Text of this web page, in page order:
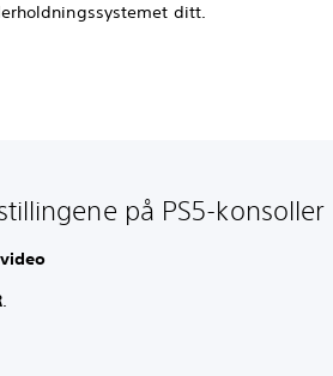
ditt.
på PS5-konsoller
.